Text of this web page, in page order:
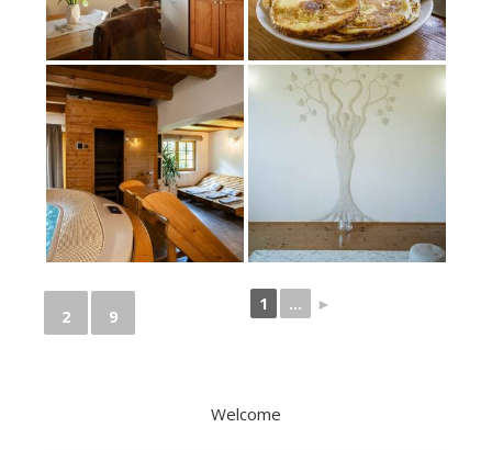
1
2
...
9
►
Welcome